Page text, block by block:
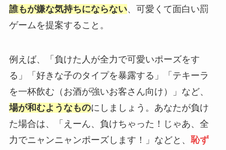
誰もが嫌な気持ちにならない、可愛くて面白い罰
ゲームを提案すること。
例えば、「負けた人が全力で可愛いポーズをす
る」「好きな子のタイプを暴露する」「テキーラ
を一杯飲む（お酒が強いお客さん向け）」など、
場が和むようなものにしましょう。あなたが負け
た場合は、「えーん、負けちゃった！じゃあ、全
力でニャンニャンポーズします！」などと、 恥ず